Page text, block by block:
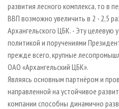
развития лесного комплекса, то в
ВВП возможно увеличить в 2 - 2,5
Архангельского ЦБК. - Эту целевую
политикой и поручениями
прежде всего, крупные
ОАО «Архангельский ЦБК».
Являясь основным партнёром и
направленной на устойчивое
компании способны динамично